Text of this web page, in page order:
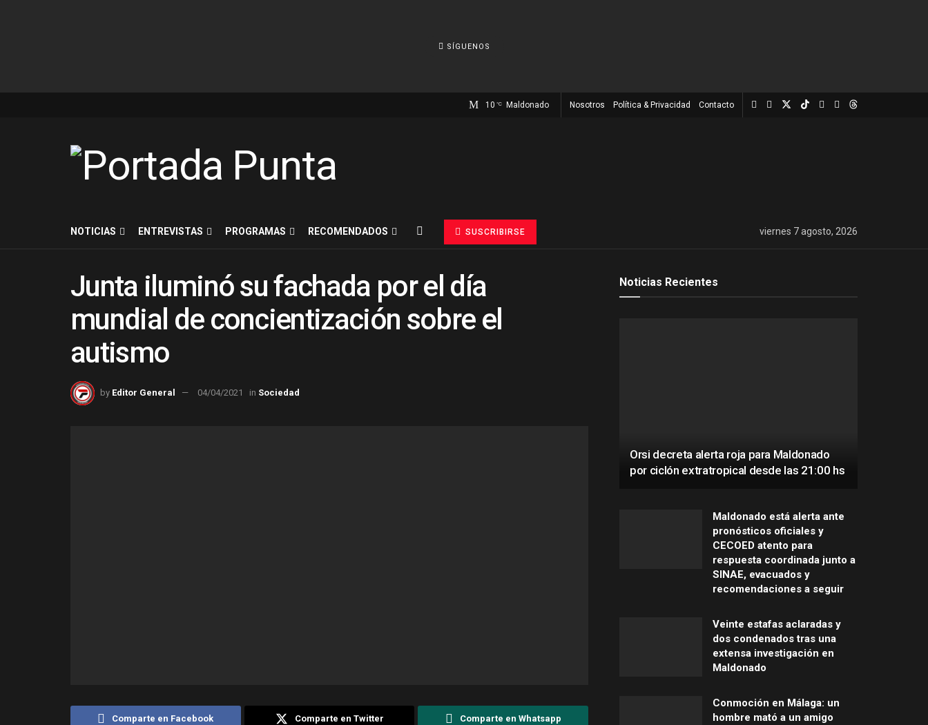
SÍGUENOS
10 °C Maldonado Nosotros Política & Privacidad Contacto
NOTICIAS ENTREVISTAS PROGRAMAS RECOMENDADOS SUSCRIBIRSE viernes 7 agosto, 2026
Junta iluminó su fachada por el día
mundial de concientización sobre el
autismo
by Editor General 04/04/2021 in Sociedad
Comparte en Facebook Comparte en Twitter Comparte en Whatsapp
Noticias Recientes
Orsi decreta alerta roja para Maldonado
por ciclón extratropical desde las 21:00 hs
Maldonado está alerta ante
pronósticos oficiales y
CECOED atento para
respuesta coordinada junto a
SINAE, evacuados y
recomendaciones a seguir
Veinte estafas aclaradas y
dos condenados tras una
extensa investigación en
Maldonado
Conmoción en Málaga: un
hombre mató a un amigo